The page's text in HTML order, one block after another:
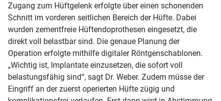
Zugang zum Hüftgelenk erfolgte über einen schonenden
Schnitt im vorderen seitlichen Bereich der Hüfte. Dabei
wurden zementfreie Hüftendoprothesen eingesetzt, die
direkt voll belastbar sind. Die genaue Planung der
Operation erfolgte mithilfe digitaler Röntgenschablonen.
„Wichtig ist, Implantate einzusetzen, die sofort voll
belastungsfähig sind“, sagt Dr. Weber. Zudem müsse der
Eingriff an der zuerst operierten Hüfte zügig und